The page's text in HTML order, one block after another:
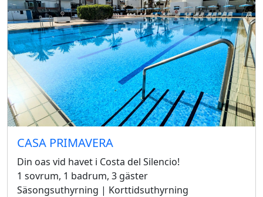
CASA PRIMAVERA
Din oas vid havet i Costa del Silencio!
1 sovrum, 1 badrum, 3 gäster
Säsongsuthyrning | Korttidsuthyrning